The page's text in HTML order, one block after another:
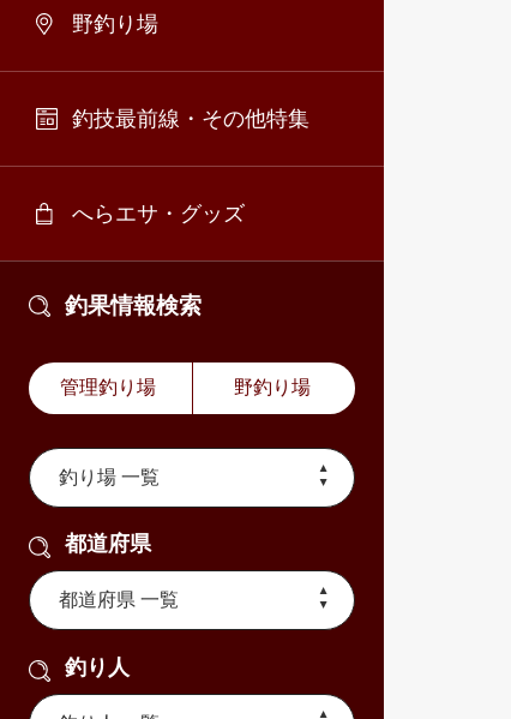
野釣り場
釣技最前線・その他特集
へらエサ・グッズ
釣果情報検索
管理釣り場 野釣り場
都道府県
釣り人